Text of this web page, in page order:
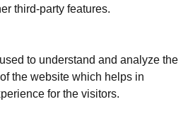
third-party features.
to understand and analyze the
the website which helps in
for the visitors.